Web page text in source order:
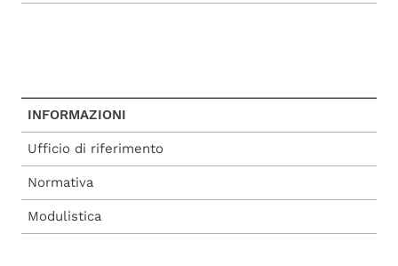
INFORMAZIONI
Ufficio di riferimento
Normativa
Modulistica